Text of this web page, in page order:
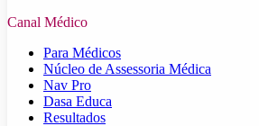
Canal Médico
Para Médicos
Núcleo de Assessoria Médica
Nav Pro
Dasa Educa
Resultados